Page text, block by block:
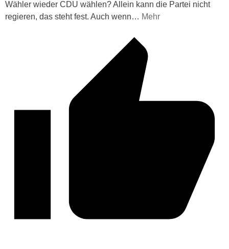
Wähler wieder CDU wählen? Allein kann die Partei nicht
regieren, das steht fest. Auch wenn… Mehr